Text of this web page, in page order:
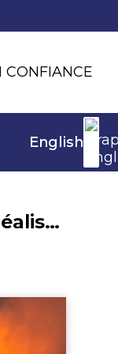
CONFIANCE
English
France Assureurs et Assurance Prévention confient au CNPP la réalisation d’essais sur les incendies de batterie